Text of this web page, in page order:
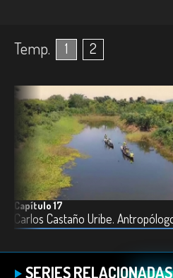
Temp. 1 2
Capítulo 17
SERIES RELACIONADAS